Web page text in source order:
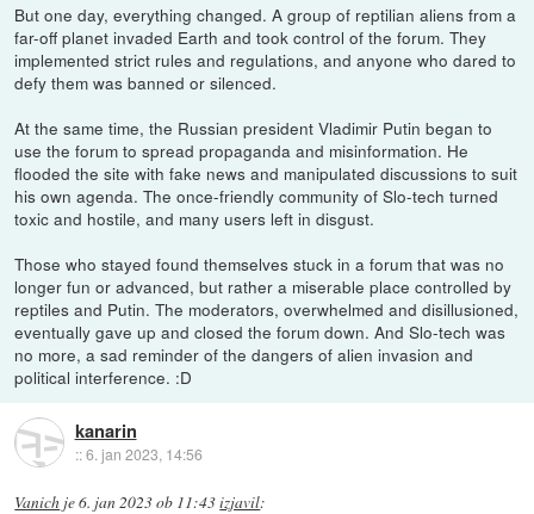
But one day, everything changed. A group of reptilian aliens from a
far-off planet invaded Earth and took control of the forum. They
implemented strict rules and regulations, and anyone who dared to
defy them was banned or silenced.
At the same time, the Russian president Vladimir Putin began to
use the forum to spread propaganda and misinformation. He
flooded the site with fake news and manipulated discussions to suit
his own agenda. The once-friendly community of Slo-tech turned
toxic and hostile, and many users left in disgust.
Those who stayed found themselves stuck in a forum that was no
longer fun or advanced, but rather a miserable place controlled by
reptiles and Putin. The moderators, overwhelmed and disillusioned,
eventually gave up and closed the forum down. And Slo-tech was
no more, a sad reminder of the dangers of alien invasion and
political interference. :D
kanarin
::6. jan 2023, 14:56
Vanich je6. jan 2023 ob 11:43izjavil: